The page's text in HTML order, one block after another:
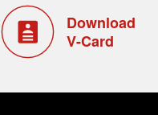
Download
V-Card